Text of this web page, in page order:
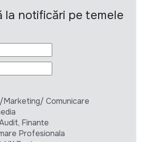
la notificări pe temele
Comunicare
Finante
Profesionala